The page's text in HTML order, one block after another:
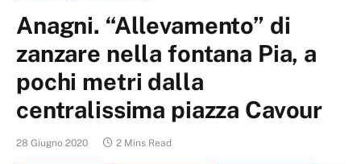
Anagni. “Allevamento” di
zanzare nella fontana Pia, a
pochi metri dalla
centralissima piazza Cavour
28 Giugno 2020 2 Mins Read